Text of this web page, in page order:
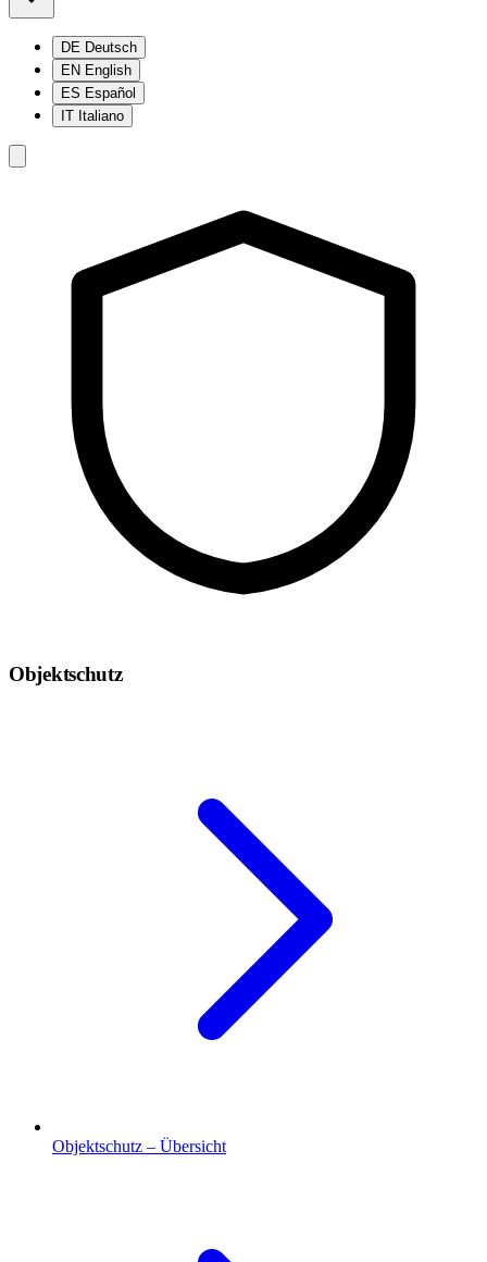
DE Deutsch
EN English
ES Español
IT Italiano
Objektschutz
Objektschutz – Übersicht